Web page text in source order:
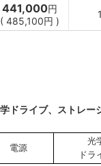
441,000円
( 485,100円 )
ドライブ、ストレ
電源
光
ドラ